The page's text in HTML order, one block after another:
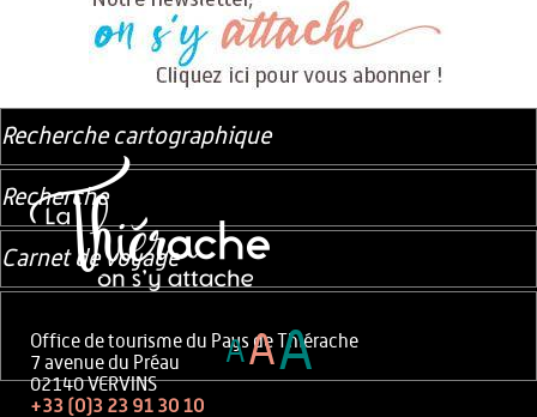
Office de tourisme du Pays de Thiérache
7 avenue du Préau
02140 VERVINS
+33 (0)3 23 91 30 10
Recherche cartographique
Recherche
Carnet de voyage
AAA